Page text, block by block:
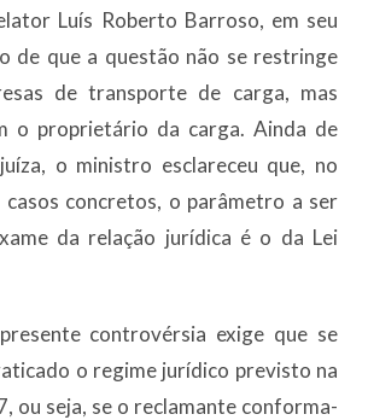
Luís Roberto Barroso, em seu
de que a questão não se restringe
de transporte de carga, mas
o proprietário da carga. Ainda de
o ministro esclareceu que, no
concretos, o parâmetro a ser
da relação jurídica é o da Lei
controvérsia exige que se
o regime jurídico previsto na
ou seja, se o reclamante conforma-